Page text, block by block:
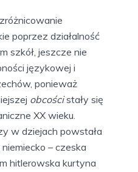
poprzez działalność
szkół, jeszcze nie
językowej i
ponieważ
obcościstały się
XX wieku.
w dziejach powstała
– czeska
hitlerowska kurtyna